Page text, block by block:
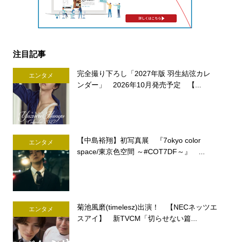
注目記事
エンタメ
完全撮り下ろし「2027年版 羽生結弦カレ
ンダー」 2026年10月発売予定 【...
エンタメ
【中島裕翔】初写真展 『7okyo color
space/東京色空間 ～#COT7DF～』 ...
エンタメ
菊池風磨(timelesz)出演！ 【NECネッツエ
スアイ】 新TVCM「切らせない篇...